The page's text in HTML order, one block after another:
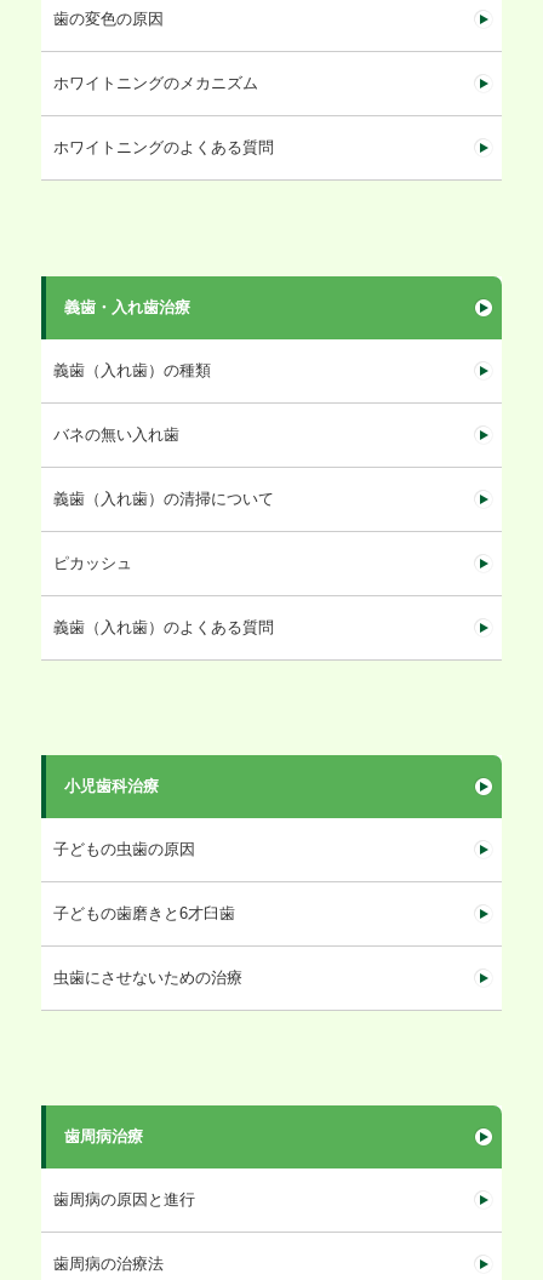
歯の変色の原因
ホワイトニングのメカニズム
ホワイトニングのよくある質問
義歯・入れ歯治療
義歯（入れ歯）の種類
バネの無い入れ歯
義歯（入れ歯）の清掃について
ピカッシュ
義歯（入れ歯）のよくある質問
小児歯科治療
子どもの虫歯の原因
子どもの歯磨きと6才臼歯
虫歯にさせないための治療
歯周病治療
歯周病の原因と進行
歯周病の治療法